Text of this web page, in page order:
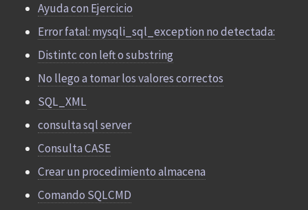
Ayuda con Ejercicio
Error fatal: mysqli_sql_exception no detectada:
Distintc con left o substring
No llego a tomar los valores correctos
SQL_XML
consulta sql server
Consulta CASE
Crear un procedimiento almacena
Comando SQLCMD